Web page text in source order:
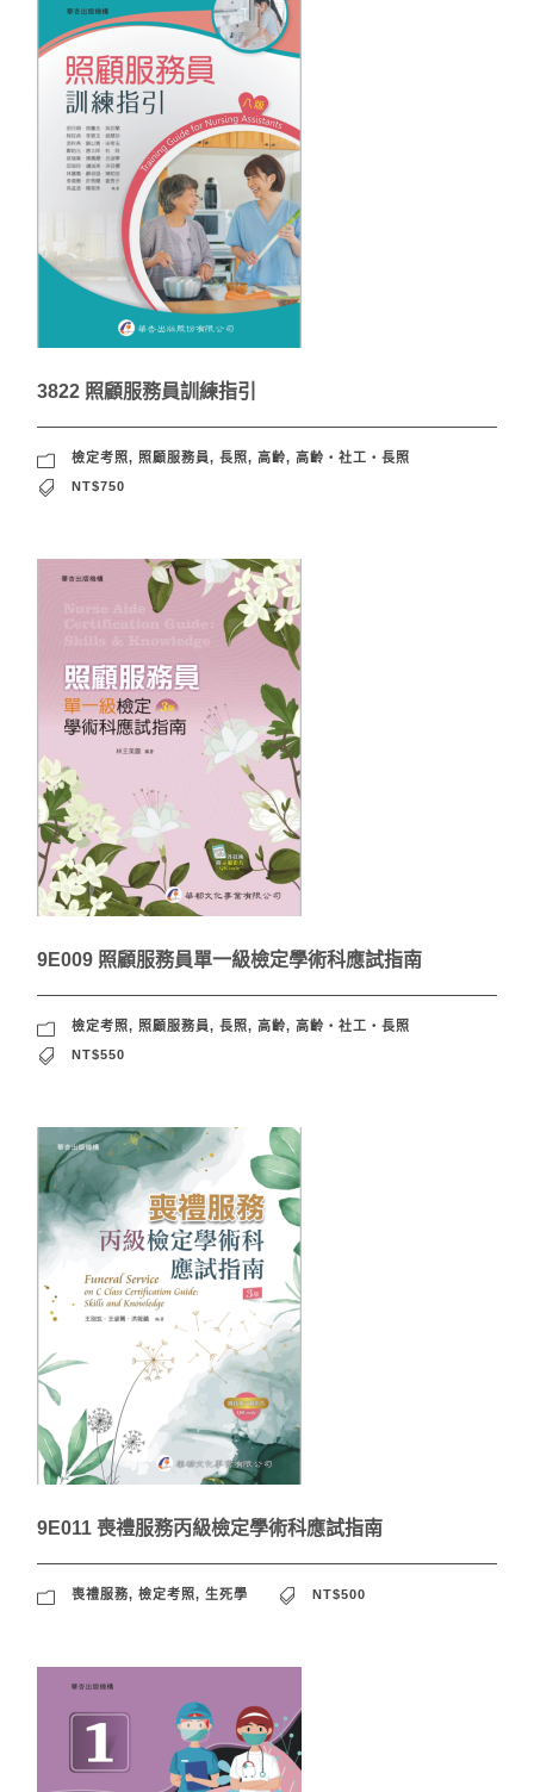
3822 照顧服務員訓練指引
檢定考照, 照顧服務員, 長照, 高齡, 高齡‧社工‧長照
NT$750
9E009 照顧服務員單一級檢定學術科應試指南
檢定考照, 照顧服務員, 長照, 高齡, 高齡‧社工‧長照
NT$550
9E011 喪禮服務丙級檢定學術科應試指南
喪禮服務, 檢定考照, 生死學 NT$500